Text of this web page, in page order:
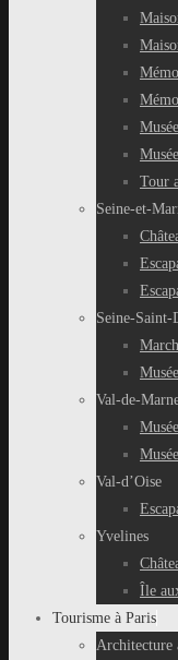
Tour
Seine-et-
Seine-Saint-
Val-de-
Val-d’Oise
Yvelines
Île
Tourisme à Paris
Architecture